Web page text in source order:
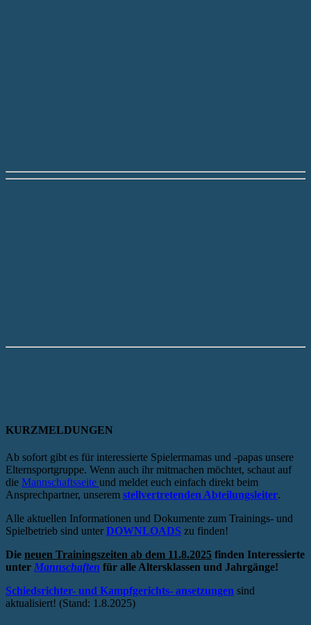
KURZMELDUNGEN
Ab sofort gibt es für interessierte Spielermamas und -papas unsere
Elternsportgruppe. Wenn auch ihr mitmachen möchtet, schaut auf
die Mannschaftsseite und meldet euch einfach direkt beim
Ansprechpartner, unserem stellvertretenden Abteilungsleiter.
Alle aktuellen Informationen und Dokumente zum Trainings- und
Spielbetrieb sind unter DOWNLOADS zu finden!
Die neuen Trainingszeiten ab dem 11.8.2025 finden Interessierte
unter Mannschaften für alle Altersklassen und Jahrgänge!
Schiedsrichter- und Kampfgerichts- ansetzungen sind
aktualisiert! (Stand: 1.8.2025)